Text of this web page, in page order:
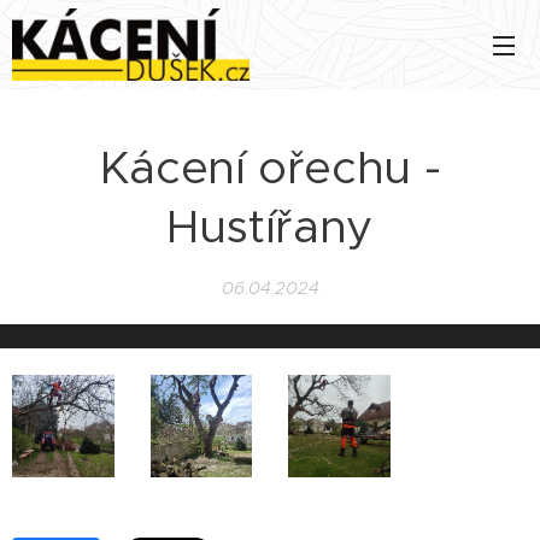
Kácení ořechu -
Hustířany
06.04.2024